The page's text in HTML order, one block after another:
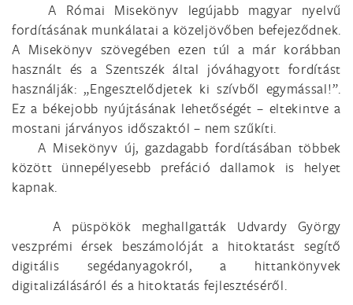
A Római Misekönyv legújabb magyar nyelvű
fordításának munkálatai a közeljövőben befejeződnek.
A Misekönyv szövegében ezen túl a már korábban
használt és a Szentszék által jóváhagyott fordítást
használják: „Engesztelődjetek ki szívből egymással!”.
Ez a békejobb nyújtásának lehetőségét – eltekintve a
mostani járványos időszaktól – nem szűkíti.
A Misekönyv új, gazdagabb fordításában többek
között ünnepélyesebb prefáció dallamok is helyet
kapnak.
A püspökök meghallgatták Udvardy György
veszprémi érsek beszámolóját a hitoktatást segítő
digitális segédanyagokról, a hittankönyvek
digitalizálásáról és a hitoktatás fejlesztéséről.